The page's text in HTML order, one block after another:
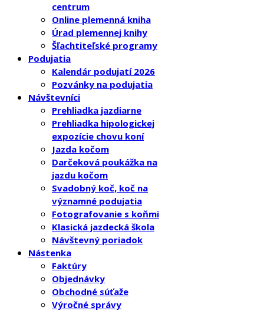
centrum
Online plemenná kniha
Úrad plemennej knihy
Šľachtiteľské programy
Podujatia
Kalendár podujatí 2026
Pozvánky na podujatia
Návštevníci
Prehliadka jazdiarne
Prehliadka hipologickej
expozície chovu koní
Jazda kočom
Darčeková poukážka na
jazdu kočom
Svadobný koč, koč na
významné podujatia
Fotografovanie s koňmi
Klasická jazdecká škola
Návštevný poriadok
Nástenka
Faktúry
Objednávky
Obchodné súťaže
Výročné správy